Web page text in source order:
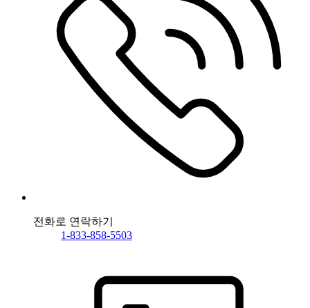
전화로 연락하기
1-833-858-5503